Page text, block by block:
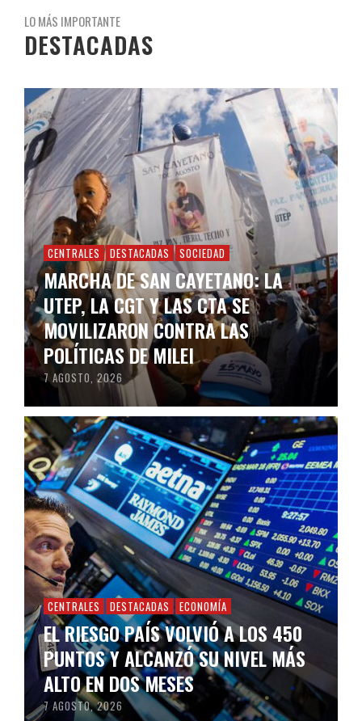
LO MÁS IMPORTANTE
DESTACADAS
CENTRALES DESTACADAS SOCIEDAD
MARCHA DE SAN CAYETANO: LA
UTEP, LA CGT Y LAS CTA SE
MOVILIZARON CONTRA LAS
POLÍTICAS DE MILEI
7 AGOSTO, 2026
CENTRALES DESTACADAS ECONOMÍA
EL RIESGO PAÍS VOLVIÓ A LOS 450
PUNTOS Y ALCANZÓ SU NIVEL MÁS
ALTO EN DOS MESES
7 AGOSTO, 2026